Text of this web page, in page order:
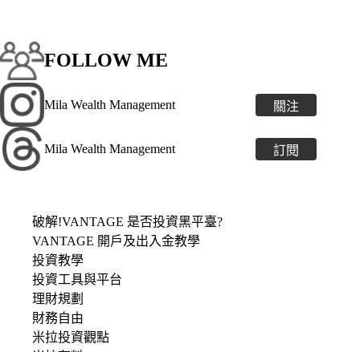
FOLLOW ME
Mila Wealth Management 關注
Mila Wealth Management 訂閱
破解!VANTAGE 是否投資黑平臺?
VANTAGE 開戶及出入金教學
投資教學
投資工具與平台
理財規劃
財務自由
米拉投資觀點